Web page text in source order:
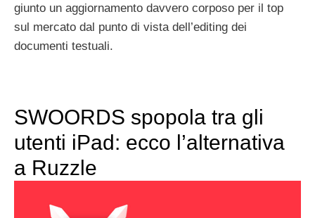
giunto un aggiornamento davvero corposo per il top
sul mercato dal punto di vista dell’editing dei
documenti testuali.
SWOORDS spopola tra gli
utenti iPad: ecco l’alternativa
a Ruzzle